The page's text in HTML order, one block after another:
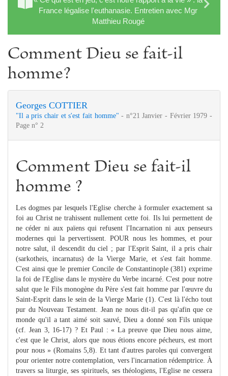
France légalise l'euthanasie. Entretien avec Mgr
Matthieu Rougé
Comment Dieu se fait-il
homme?
Georges COTTIER
"Il a pris chair et s'est fait homme"- n°21 Janvier - Février 1979 -
Page n° 2
Comment Dieu se fait-il
homme ?
Les dogmes par lesquels l'Eglise cherche à formuler exactement sa
foi au Christ ne trahissent nullement cette foi. Ils lui permettent de
ne céder ni aux païens qui refusent l'Incarnation ni aux penseurs
modernes qui la pervertissent. POUR nous les hommes, et pour
notre salut, il descendit du ciel ; par l'Esprit Saint, il a pris chair
(sarkotheis, incarnatus) de la Vierge Marie, et s'est fait homme.
C'est ainsi que le premier Concile de Constantinople (381) exprime
la foi de l'Eglise dans le mystère du Verbe incarné. C'est pour notre
salut que le Fils monogène du Père s'est fait homme par l'œuvre du
Saint-Esprit dans le sein de la Vierge Marie (1). C'est là l'écho tout
pur du Nouveau Testament. Jean ne nous dit-il pas qu'afin que ce
monde qu'il a tant aimé soit sauvé, Dieu a donné son Fils unique
(cf. Jean 3, 16-17) ? Et Paul : « La preuve que Dieu nous aime,
c'est que le Christ, alors que nous étions encore pécheurs, est mort
pour nous » (Romains 5,8). Et tant d'autres paroles qui convergent
pour orienter notre contemplation, vers l'incarnation rédemptrice. À
travers sa liturgie, ses spirituels, ses théologiens, l'Eglise ne cessera